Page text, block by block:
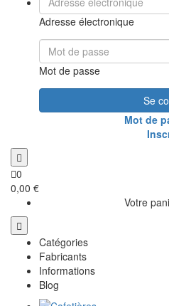
Adresse électronique
Mot de passe
Se
Mot de
0
0,00 €
Votre
Catégories
Fabricants
Informations
Blog